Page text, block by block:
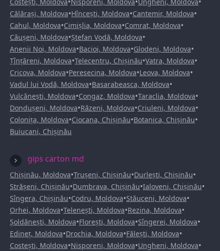
Călărași, Moldova•Hîncești, Moldova•Cantemir, Moldova•
Cahul, Moldova•Cimișlia, Moldova•Comrat, Moldova•
Căușeni, Moldova•Ștefan Vodă, Moldova•
Anenii Noi, Moldova•Bacioi, Moldova•Glodeni, Moldova•
Țînțăreni, Moldova•Telecentru, Chișinău•Vatra, Moldova•
Cricova, Moldova•Peresecina, Moldova•Leova, Moldova•
Vadul lui Vodă, Moldova•Basarabeasca, Moldova•
Vulcănești, Moldova•Congaz, Moldova•Taraclia, Moldova•
Dondușeni, Moldova•Răzeni, Moldova•Criuleni, Moldova•
Colonița, Moldova•Ciocana, Chișinău•Botanica, Chișinău•
Buiucani, Chișinău
gips carton md
Chișinău, Moldova•Trușeni, Chișinău•Durlești, Chișinău•
Strășeni, Chișinău•Dumbrava, Chișinău•Ialoveni, Chișinău•
Sîngera, Chișinău•Codru, Moldova•Stăuceni, Moldova•
Orhei, Moldova•Telenești, Moldova•Rezina, Moldova•
Șoldănești, Moldova•Florești, Moldova•Sîngerei, Moldova•
Edineț, Moldova•Drochia, Moldova•Fălești, Moldova•
Costești, Moldova•Nisporeni, Moldova•Ungheni, Moldova•